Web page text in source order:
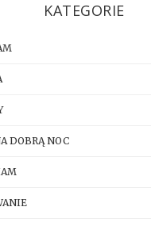
KATEGORIE
DOBRĄ NOC